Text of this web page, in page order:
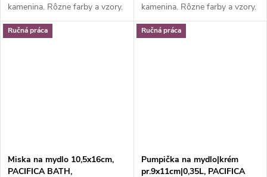
kamenina. Rôzne farby a vzory.
Ideálne do kúpeľne. Skvelý
darček.
kamenina. Rôzne farby a vzory.
Ideálne do kúpeľne. Skvelý
darček.
Ručná práca
Miska na mydlo 10,5x16cm,
PACIFICA BATH,
Ručná práca
Pumpička na mydlo|krém
pr.9x11cm|0,35L, PACIFICA